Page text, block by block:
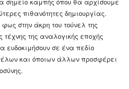
πιθανότητες δημιουργίας.
στην άκρη του τούνελ της
της αναλογικής εποχής
ευδοκιμήσουν σε ένα πεδίο
και όποιων άλλων προσφέρει